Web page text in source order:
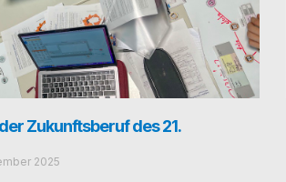
Zukunftsberuf des 21.
2025